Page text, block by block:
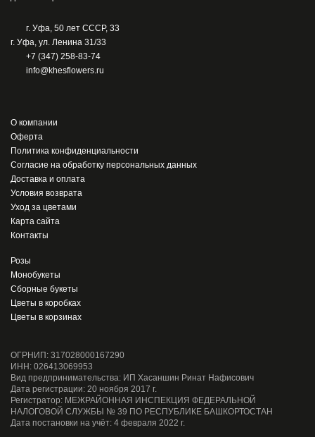
г. Уфа, 50 лет СССР, 33
г. Уфа, ул. Ленина 31/33
+7 (347) 258-83-74
info@khesflowers.ru
О компании
Оферта
Политика конфиденциальности
Согласие на обработку персональных данных
Доставка и оплата
Условия возврата
Уход за цветами
Карта сайта
Контакты
Розы
Монобукеты
Сборные букеты
Цветы в коробках
Цветы в корзинах
ОГРНИП: 317028000167290
ИНН: 026413069953
Вид предпринимательства: ИП Хасаншин Ринат Нафисович
Дата регистрации: 20 ноября 2017 г.
Регистратор: МЕЖРАЙОННАЯ ИНСПЕКЦИЯ ФЕДЕРАЛЬНОЙ
НАЛОГОВОЙ СЛУЖБЫ № 39 ПО РЕСПУБЛИКЕ БАШКОРТОСТАН
Дата постановки на учёт: 4 февраля 2022 г.